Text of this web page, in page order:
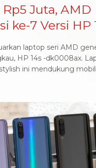
Juta, AMD
ke-7 Versi HP
laptop seri AMD
HP 14s -dk0008ax.
ini mendukung